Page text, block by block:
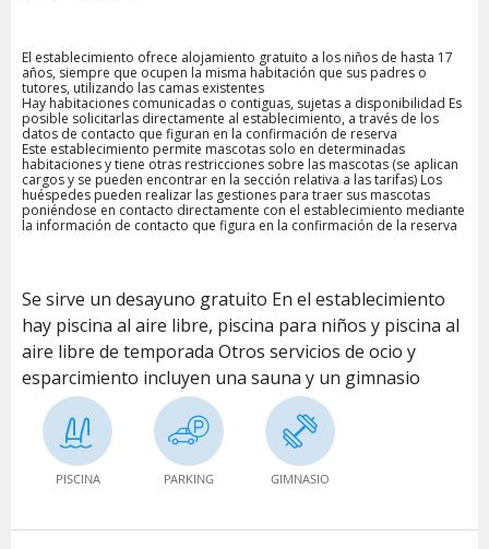
El establecimiento ofrece alojamiento gratuito a los niños de hasta 17
años, siempre que ocupen la misma habitación que sus padres o
tutores, utilizando las camas existentes
Hay habitaciones comunicadas o contiguas, sujetas a disponibilidad Es
posible solicitarlas directamente al establecimiento, a través de los
datos de contacto que figuran en la confirmación de reserva
Este establecimiento permite mascotas solo en determinadas
habitaciones y tiene otras restricciones sobre las mascotas (se aplican
cargos y se pueden encontrar en la sección relativa a las tarifas) Los
huéspedes pueden realizar las gestiones para traer sus mascotas
poniéndose en contacto directamente con el establecimiento mediante
la información de contacto que figura en la confirmación de la reserva
Se sirve un desayuno gratuito En el establecimiento
hay piscina al aire libre, piscina para niños y piscina al
aire libre de temporada Otros servicios de ocio y
esparcimiento incluyen una sauna y un gimnasio
PISCINA PARKING GIMNASIO